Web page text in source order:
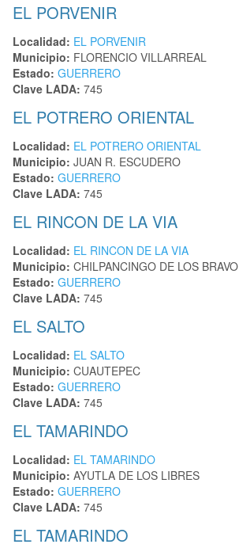
EL PORVENIR
Localidad: EL PORVENIR
Municipio: FLORENCIO VILLARREAL
Estado: GUERRERO
Clave LADA: 745
EL POTRERO ORIENTAL
Localidad: EL POTRERO ORIENTAL
Municipio: JUAN R. ESCUDERO
Estado: GUERRERO
Clave LADA: 745
EL RINCON DE LA VIA
Localidad: EL RINCON DE LA VIA
Municipio: CHILPANCINGO DE LOS BRAVO
Estado: GUERRERO
Clave LADA: 745
EL SALTO
Localidad: EL SALTO
Municipio: CUAUTEPEC
Estado: GUERRERO
Clave LADA: 745
EL TAMARINDO
Localidad: EL TAMARINDO
Municipio: AYUTLA DE LOS LIBRES
Estado: GUERRERO
Clave LADA: 745
EL TAMARINDO